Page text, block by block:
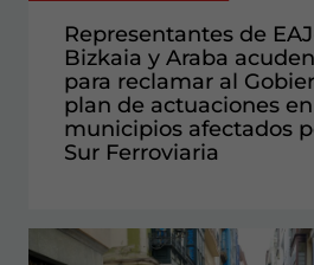
Representantes de
Bizkaia y Araba
para reclamar al
plan de actuaciones
municipios afectados
Sur Ferroviaria